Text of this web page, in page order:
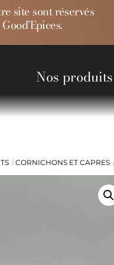
site sont réservés
Nos produits
CORNICHONS ET CAPRES